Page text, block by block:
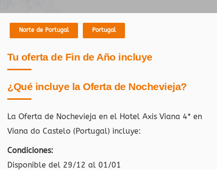
Norte de Portugal Portugal
Tu oferta de Fin de Año incluye
¿Qué incluye la Oferta de Nochevieja?
La Oferta de Nochevieja en el Hotel Axis Viana 4* en
Viana do Castelo (Portugal) incluye:
Condiciones:
Disponible del 29/12 al 01/01